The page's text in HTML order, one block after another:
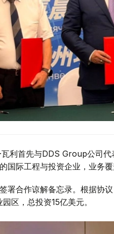
瓦利首先与DDS Group公司
国际工程与投资企业，业务覆
署合作谅解备忘录。根据协
区，总投资15亿美元。